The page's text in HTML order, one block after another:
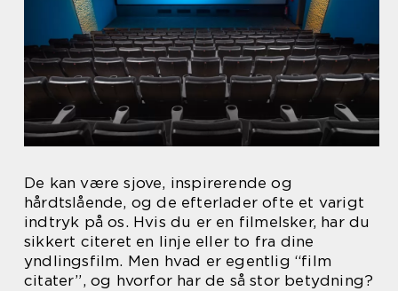
De kan være sjove, inspirerende og
hårdtslående, og de efterlader ofte et varigt
indtryk på os. Hvis du er en filmelsker, har du
sikkert citeret en linje eller to fra dine
yndlingsfilm. Men hvad er egentlig “film
citater”, og hvorfor har de så stor betydning?